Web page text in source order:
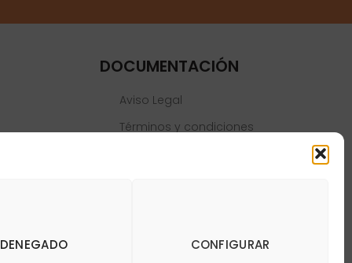
DENEGADO CONFIGURAR
DOCUMENTACIÓN
Aviso Legal
Términos y condiciones